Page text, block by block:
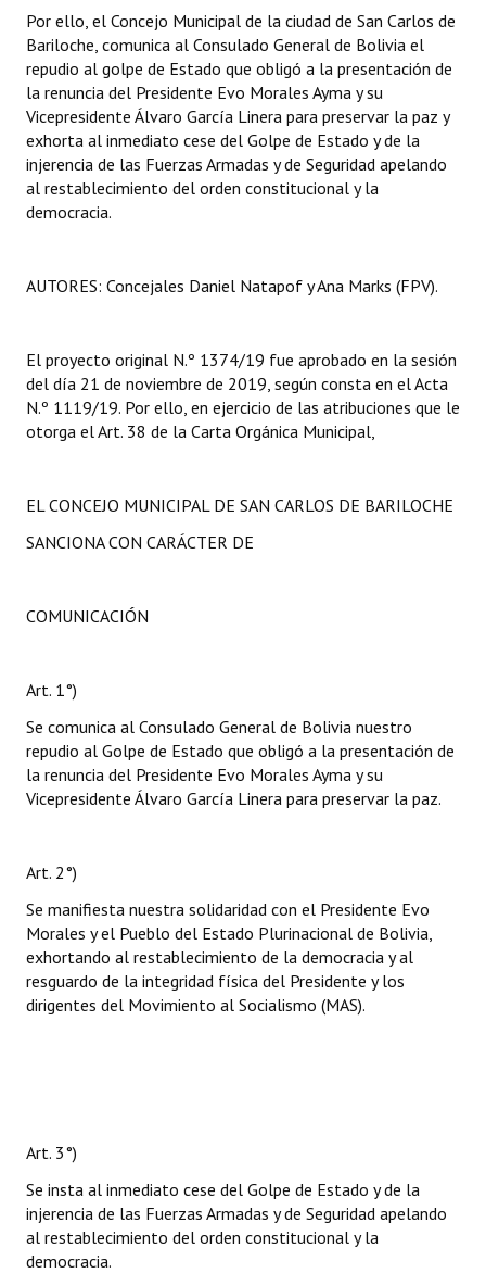
Huéspedes de Honor - Registro
Antiguos Pobladores - Registro
Reconocimientos - Registro
Bariloche, Municipio intercultural
Entrega de distinciones
Por ello, el Concejo Municipal de la ciudad de San Carlos de
Bariloche, comunica al Consulado General de Bolivia el
repudio al golpe de Estado que obligó a la presentación de
la renuncia del Presidente Evo Morales Ayma y su
Vicepresidente Álvaro García Linera para preservar la paz y
exhorta al inmediato cese del Golpe de Estado y de la
injerencia de las Fuerzas Armadas y de Seguridad apelando
al restablecimiento del orden constitucional y la
democracia.
AUTORES: Concejales Daniel Natapof y Ana Marks (FPV).
El proyecto original N.º 1374/19 fue aprobado en la sesión
del día 21 de noviembre de 2019, según consta en el Acta
N.º 1119/19. Por ello, en ejercicio de las atribuciones que le
otorga el Art. 38 de la Carta Orgánica Municipal,
EL CONCEJO MUNICIPAL DE SAN CARLOS DE BARILOCHE
SANCIONA CON CARÁCTER DE
COMUNICACIÓN
Art. 1°)
Se comunica al Consulado General de Bolivia nuestro
repudio al Golpe de Estado que obligó a la presentación de
la renuncia del Presidente Evo Morales Ayma y su
Vicepresidente Álvaro García Linera para preservar la paz.
Art. 2°)
Se manifiesta nuestra solidaridad con el Presidente Evo
Morales y el Pueblo del Estado Plurinacional de Bolivia,
exhortando al restablecimiento de la democracia y al
resguardo de la integridad física del Presidente y los
dirigentes del Movimiento al Socialismo (MAS).
Art. 3°)
Se insta al inmediato cese del Golpe de Estado y de la
injerencia de las Fuerzas Armadas y de Seguridad apelando
al restablecimiento del orden constitucional y la
democracia.